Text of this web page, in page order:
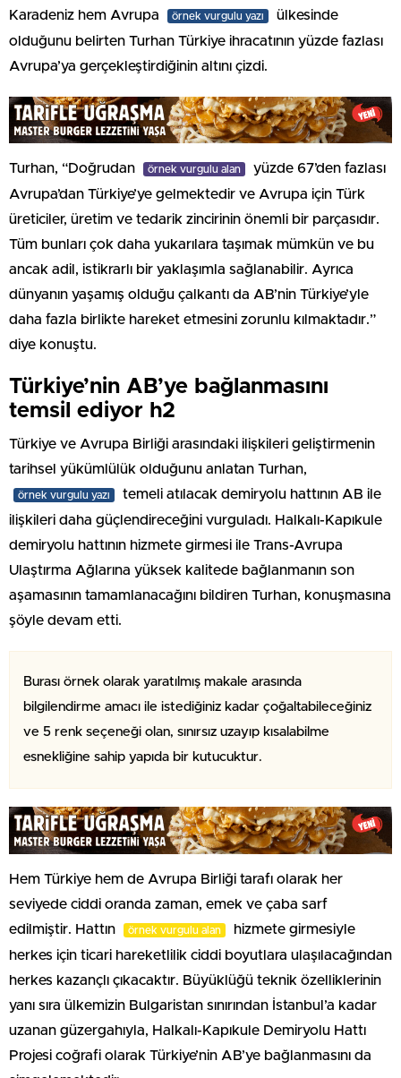
Karadeniz hem Avrupa
örnek vurgulu yazı
ülkesinde
olduğunu belirten Turhan Türkiye ihracatının yüzde fazlası
Avrupa’ya gerçekleştirdiğinin altını çizdi.
Turhan, “Doğrudan örnek vurgulu alan
yüzde 67’den fazlası
Avrupa’dan Türkiye’ye gelmektedir ve Avrupa için Türk
üreticiler, üretim ve tedarik zincirinin önemli bir parçasıdır.
Tüm bunları çok daha yukarılara taşımak mümkün ve bu
ancak adil, istikrarlı bir yaklaşımla sağlanabilir. Ayrıca
dünyanın yaşamış olduğu çalkantı da AB’nin Türkiye’yle
daha fazla birlikte hareket etmesini zorunlu kılmaktadır.”
diye konuştu.
Türkiye’nin AB’ye bağlanmasını
temsil ediyor h2
Türkiye ve Avrupa Birliği arasındaki ilişkileri geliştirmenin
tarihsel yükümlülük olduğunu anlatan Turhan,
örnek vurgulu yazı
temeli atılacak demiryolu hattının AB ile
ilişkileri daha güçlendireceğini vurguladı. Halkalı-Kapıkule
demiryolu hattının hizmete girmesi ile Trans-Avrupa
Ulaştırma Ağlarına yüksek kalitede bağlanmanın son
aşamasının tamamlanacağını bildiren Turhan, konuşmasına
şöyle devam etti.
Burası örnek olarak yaratılmış makale arasında
bilgilendirme amacı ile istediğiniz kadar çoğaltabileceğiniz
ve 5 renk seçeneği olan, sınırsız uzayıp kısalabilme
esnekliğine sahip yapıda bir kutucuktur.
Hem Türkiye hem de Avrupa Birliği tarafı olarak her
seviyede ciddi oranda zaman, emek ve çaba sarf
edilmiştir. Hattın
örnek vurgulu alan
hizmete girmesiyle
herkes için ticari hareketlilik ciddi boyutlara ulaşılacağından
herkes kazançlı çıkacaktır. Büyüklüğü teknik özelliklerinin
yanı sıra ülkemizin Bulgaristan sınırından İstanbul’a kadar
uzanan güzergahıyla, Halkalı-Kapıkule Demiryolu Hattı
Projesi coğrafi olarak Türkiye’nin AB’ye bağlanmasını da